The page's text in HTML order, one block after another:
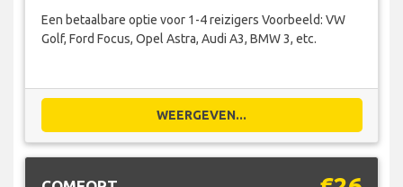
Een betaalbare optie voor 1-4 reizigers Voorbeeld: VW
Golf, Ford Focus, Opel Astra, Audi A3, BMW 3, etc.
WEERGEVEN...